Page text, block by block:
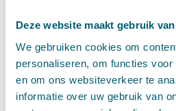
Deze website maakt gebruik
We gebruiken cookies om
personaliseren, om functies
en om ons websiteverkeer te
informatie over uw gebruik van
introductie van de bestuurlijke
domeinen bespreken en de
instrumenten in de Omgevingswet.
6. Rechtsbescherming onder de